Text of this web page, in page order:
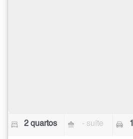
2 quartos - suíte